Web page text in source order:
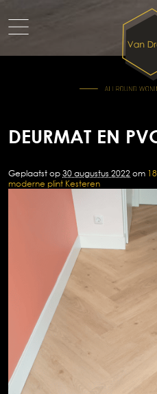
DEURMAT EN
Geplaatst op 30 augustus 2022 om
moderne plint Kesteren